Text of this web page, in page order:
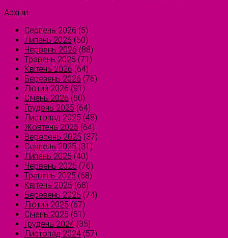
Архіви
Серпень 2026 (5)
Липень 2026 (50)
Червень 2026 (88)
Травень 2026 (71)
Квітень 2026 (64)
Березень 2026 (76)
Лютий 2026 (91)
Січень 2026 (50)
Грудень 2025 (64)
Листопад 2025 (48)
Жовтень 2025 (64)
Вересень 2025 (37)
Серпень 2025 (31)
Липень 2025 (40)
Червень 2025 (76)
Травень 2025 (68)
Квітень 2025 (68)
Березень 2025 (74)
Лютий 2025 (67)
Січень 2025 (51)
Грудень 2024 (35)
Листопад 2024 (57)